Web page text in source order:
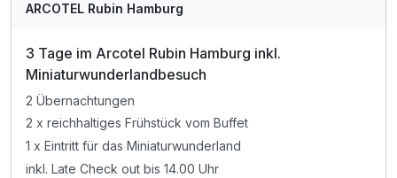
ARCOTEL Rubin Hamburg
3 Tage im Arcotel Rubin Hamburg inkl.
Miniaturwunderlandbesuch
2 Übernachtungen
2 x reichhaltiges Frühstück vom Buffet
1 x Eintritt für das Miniaturwunderland
inkl. Late Check out bis 14.00 Uhr